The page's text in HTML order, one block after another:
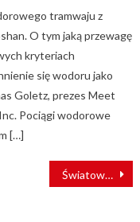
tramwaju z
O tym jaką przewagę
kryteriach
się wodoru jako
Goletz, prezes Meet
Pociągi wodorowe
[…]
Światowe standardy BHP w KZN Rail